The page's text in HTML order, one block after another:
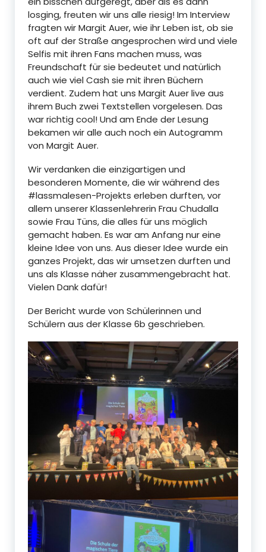
losging, freuten wir uns alle riesig! Im Interview
fragten wir Margit Auer, wie ihr Leben ist, ob sie
oft auf der Straße angesprochen wird und viele
Selfis mit ihren Fans machen muss, was
Freundschaft für sie bedeutet und natürlich
auch wie viel Cash sie mit ihren Büchern
verdient. Zudem hat uns Margit Auer live aus
ihrem Buch zwei Textstellen vorgelesen. Das
war richtig cool! Und am Ende der Lesung
bekamen wir alle auch noch ein Autogramm
von Margit Auer.
Wir verdanken die einzigartigen und
besonderen Momente, die wir während des
#lassmalesen-Projekts erleben durften, vor
allem unserer Klassenlehrerin Frau Chudalla
sowie Frau Tüns, die alles für uns möglich
gemacht haben. Es war am Anfang nur eine
kleine Idee von uns. Aus dieser Idee wurde ein
ganzes Projekt, das wir umsetzen durften und
uns als Klasse näher zusammengebracht hat.
Vielen Dank dafür!
Der Bericht wurde von Schülerinnen und
Schülern aus der Klasse 6b geschrieben.